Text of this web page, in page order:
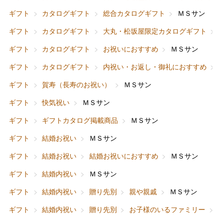
ギフト
カタログギフト 総合カタログギフト
ＭＳサン
ギフト
カタログギフト 大丸・松坂屋限定カタログギフト
ギフト
カタログギフト お祝いにおすすめ
ＭＳサン
ギフト
カタログギフト 内祝い・お返し・御礼におすすめ
ギフト
賀寿（長寿のお祝い）
ＭＳサン
ギフト
快気祝い
ＭＳサン
ギフト
ギフトカタログ掲載商品
ＭＳサン
ギフト
結婚お祝い
ＭＳサン
ギフト
結婚お祝い 結婚お祝いにおすすめ
ＭＳサン
ギフト
結婚内祝い
ＭＳサン
ギフト
結婚内祝い 贈り先別 親や親戚
ＭＳサン
ギフト
結婚内祝い 贈り先別 お子様のいるファミリー